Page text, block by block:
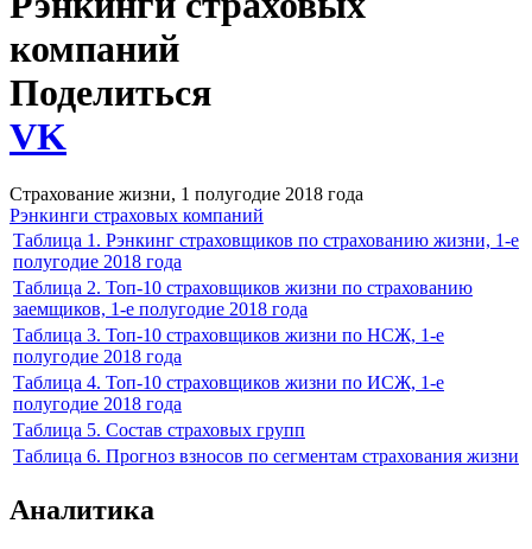
компаний
Поделиться
VK
Страхование жизни, 1 полугодие 2018 года
Рэнкинги страховых компаний
Таблица 1. Рэнкинг страховщиков по страхованию жизни, 1-е
полугодие 2018 года
Таблица 2. Топ-10 страховщиков жизни по страхованию
заемщиков, 1-е полугодие 2018 года
Таблица 3. Топ-10 страховщиков жизни по НСЖ, 1-е
полугодие 2018 года
Таблица 4. Топ-10 страховщиков жизни по ИСЖ, 1-е
полугодие 2018 года
Таблица 5. Состав страховых групп
Таблица 6. Прогноз взносов по сегментам страхования жизни
Аналитика